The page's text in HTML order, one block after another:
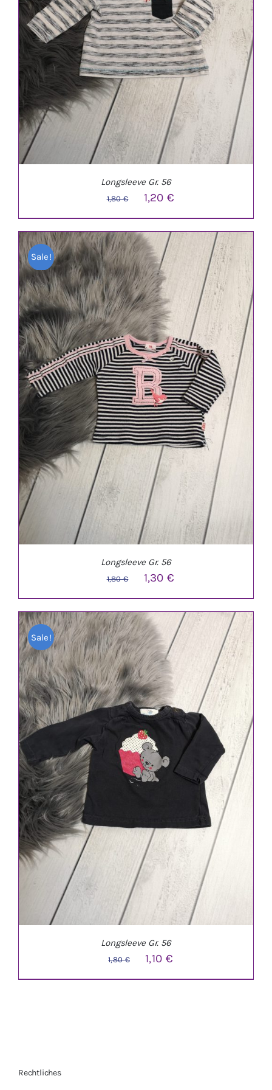
IN DEN WARENKORB / DETAILS
Longsleeve Gr. 56
1,80€
Ursprünglicher
Preis
war:
1,80 €
1,20€
Preis
ist:
1,20 €.
Sale!
IN DEN WARENKORB / DETAILS
Longsleeve Gr. 56
1,80€
Ursprünglicher
Preis
war:
1,80 €
1,30€
Preis
ist:
1,30 €.
Sale!
Longsleeve Gr. 56
1,80€
Ursprünglicher
Preis
1,10 €Aktueller
Preis
Rechtliches